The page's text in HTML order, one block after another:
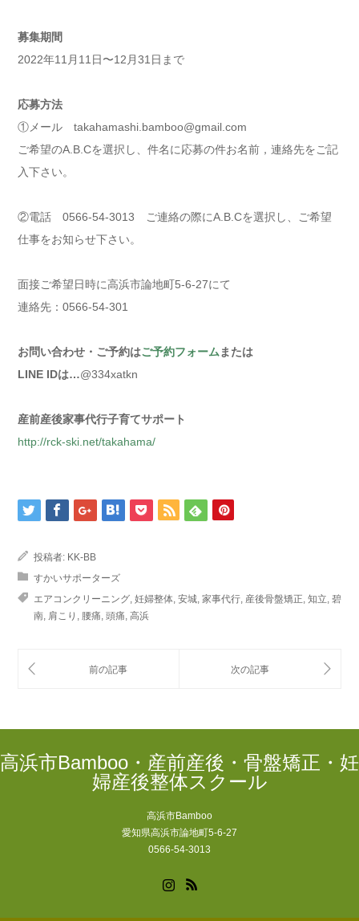
募集期間
2022年11月11日〜12月31日まで
応募方法
①メール takahamashi.bamboo@gmail.com
ご希望のA.B.Cを選択し、件名に応募の件お名前，連絡先をご記
入下さい。
②電話 0566-54-3013 ご連絡の際にA.B.Cを選択し、ご希望
仕事をお知らせ下さい。
面接ご希望日時に高浜市論地町5-6-27にて
連絡先：0566-54-301
お問い合わせ・ご予約はご予約フォーム または
LINE IDは…@334xatkn
産前産後家事代行子育てサポート
http://rck-ski.net/takahama/
投稿者: KK-BB
すかいサポーターズ
エアコンクリーニング, 妊婦整体, 安城, 家事代行, 産後骨盤矯正, 知立, 碧
南, 肩こり , 腰痛, 頭痛, 高浜
高浜市Bamboo・産前産後・骨盤矯正・妊
婦産後整体スクール
高浜市Bamboo
愛知県高浜市論地町5-6-27
0566-54-3013